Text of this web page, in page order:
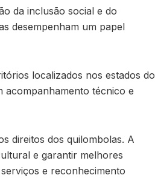
da inclusão social e do
desempenham um papel
localizados nos estados do
acompanhamento técnico e
direitos dos quilombolas. A
e garantir melhores
e reconhecimento